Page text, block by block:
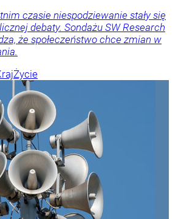
czasie niespodziewanie stały się
debaty. Sondażu SW Research
że społeczeństwo chce zmian w
Życie